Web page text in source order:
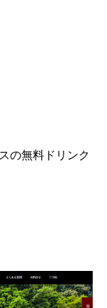
の無料ドリンク